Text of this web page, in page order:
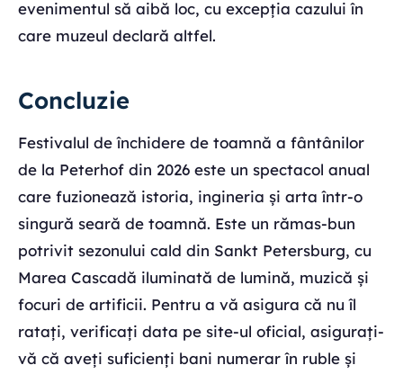
evenimentul să aibă loc, cu excepția cazului în
care muzeul declară altfel.
Concluzie
Festivalul de închidere de toamnă a fântânilor
de la Peterhof din 2026 este un spectacol anual
care fuzionează istoria, ingineria și arta într-o
singură seară de toamnă. Este un rămas-bun
potrivit sezonului cald din Sankt Petersburg, cu
Marea Cascadă iluminată de lumină, muzică și
focuri de artificii. Pentru a vă asigura că nu îl
ratați, verificați data pe site-ul oficial, asigurați-
vă că aveți suficienți bani numerar în ruble și